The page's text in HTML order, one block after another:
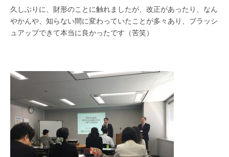
久しぶりに、財形のことに触れましたが、改正があったり、なん
やかんや、知らない間に変わっていたことが多々あり、ブラッシ
ュアップできて本当に良かったです（苦笑）